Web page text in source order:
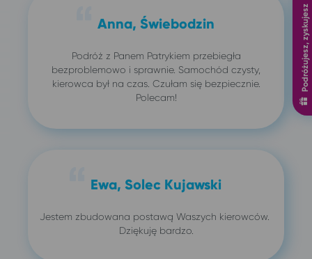
Podróżujesz, zyskujesz
Anna, Świebodzin
Podróż z Panem Patrykiem przebiegła
bezproblemowo i sprawnie. Samochód czysty,
kierowca był na czas. Czułam się bezpiecznie.
Polecam!
Ewa, Solec Kujawski
Jestem zbudowana postawą Waszych kierowców.
Dziękuję bardzo.